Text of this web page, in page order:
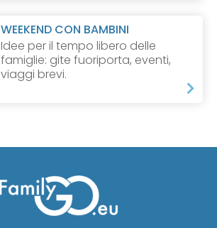
WEEKEND CON BAMBINI
Idee per il tempo libero delle
famiglie: gite fuoriporta, eventi,
viaggi brevi.